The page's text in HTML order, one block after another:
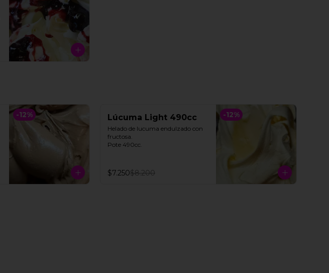
-12% -12%
Lúcuma Light 490cc
Helado de lucuma endulzado con
fructosa.
Pote 490cc.
$7.250$8.200